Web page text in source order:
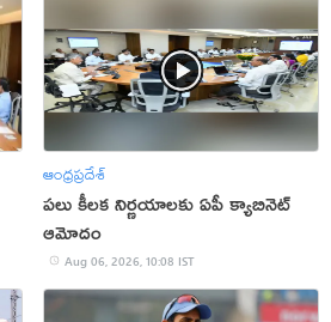
ఆంధ్రప్రదేశ్
పలు కీలక నిర్ణయాలకు ఏపీ క్యాబినెట్
ఆమోదం
Aug 06, 2026, 10:08 IST